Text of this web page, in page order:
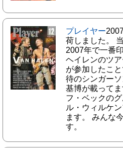
プレイヤー
荷しました。
2007年で一番
ヘイレンのツ
が参加したこ
待のシンガー
基博が載って
フ・ベックの
ル・ウィルケ
ます。 みんな
す。